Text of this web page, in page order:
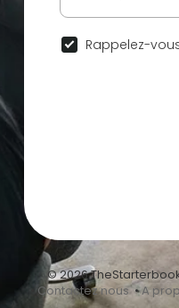
Rappelez-
© 2026
•Contactez nous•A